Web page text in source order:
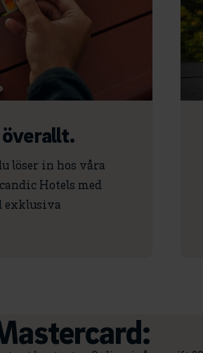
överallt.
löser in hos våra
Hotels med
exklusiva